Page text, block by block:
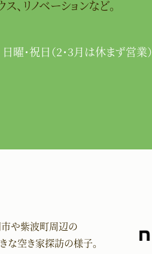
、リノベーションなど。
日曜･祝日（2･3月は休まず営業）
や紫波町周辺の
な空き家探訪の様子。